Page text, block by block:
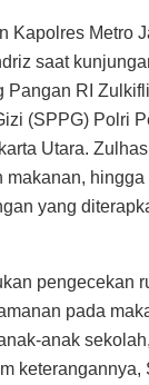
Kapolres Metro
saat
Pangan RI
(SPPG) Polri
Utara.
makanan,
yang
pengecekan
pada
anak
keterangannya,